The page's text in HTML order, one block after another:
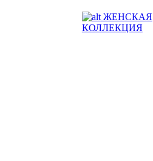
ЖЕНСКАЯ
КОЛЛЕКЦИЯ